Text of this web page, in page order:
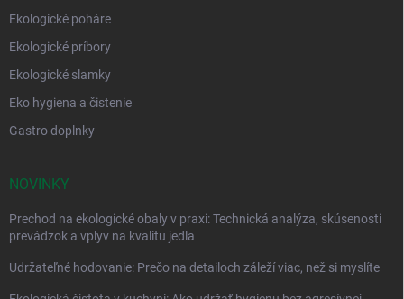
Ekologické poháre
Ekologické príbory
Ekologické slamky
Eko hygiena a čistenie
Gastro doplnky
NOVINKY
Prechod na ekologické obaly v praxi: Technická analýza, skúsenosti
prevádzok a vplyv na kvalitu jedla
Udržateľné hodovanie: Prečo na detailoch záleží viac, než si myslíte